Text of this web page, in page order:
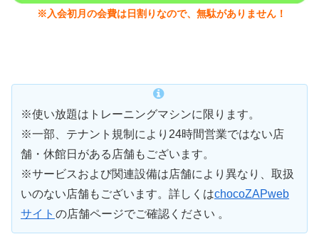
※入会初月の会費は日割りなので、無駄がありません！
※使い放題はトレーニングマシンに限ります。
※一部、テナント規制により24時間営業ではない店
舗・休館日がある店舗もございます。
※サービスおよび関連設備は店舗により異なり、取扱
いのない店舗もございます。詳しくはchocoZAPweb
サイト の店舗ページでご確認ください 。